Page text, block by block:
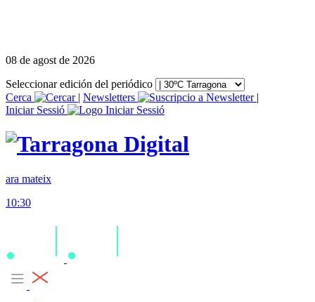
08 de agost de 2026
Seleccionar edición del periódico
Cerca
| Newsletters
|
Iniciar Sessió
ara mateix
10:30